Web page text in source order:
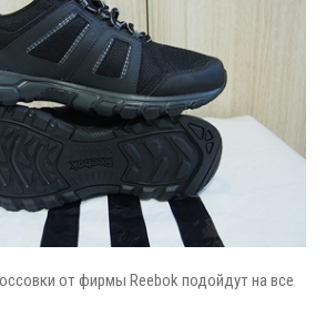
от фирмы Reebok подойдут на все